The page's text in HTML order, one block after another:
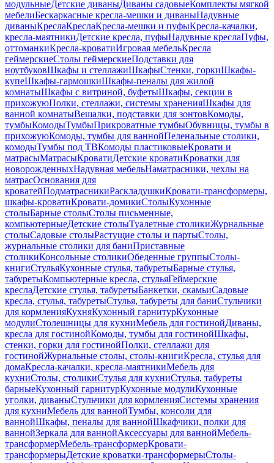
модульныеДетские диваныДиваны садовыеКомплекты мягкой
мебелиБескаркасные кресла-мешки и диваныНадувные
диваныКреслаКреслаКресла-мешки и пуфыКресла-качалки,
кресла-маятникиДетские кресла, пуфыНадувные креслаПуфы,
оттоманкиКресла-кроватиИгровая мебельКресла
геймерскиеСтолы геймерскиеПодставки для
ноутбуковШкафы и стеллажиШкафыСтенки, горкиШкафы-
купеШкафы-гармошкиШкафы-пеналы для жилой
комнатыШкафы с витриной, буфетыШкафы, секции в
прихожуюПолки, стеллажи, системы храненияШкафы для
ванной комнатыВешалки, подставки для зонтовКомоды,
тумбыКомодыТумбыПрикроватные тумбыОбувницы, тумбы в
прихожуюКомоды, тумбы для ваннойПеленальные столики,
комодыТумбы под ТВКомоды пластиковыеКровати и
матрасыМатрасыКроватиДетские кроватиКроватки для
новорожденныхНадувная мебельНаматрасники, чехлы на
матрасОснования для
кроватейПодматрасникиРаскладушкиКровати-трансформеры,
шкафы-кроватиКровати-домикиСтолыКухонные
столыБарные столыСтолы письменные,
компьютерныеДетские столыТуалетные столикиЖурнальные
столыСадовые столыРастущие столы и партыСтолы,
журнальные столики для баниПриставные
столикиКонсольные столикиОбеденные группыСтолы-
книгиСтульяКухонные стулья, табуретыБарные стулья,
табуретыКомпьютерные кресла, стульяГеймерские
креслаДетские стулья, табуретыБанкетки, скамьиСадовые
кресла, стулья, табуретыСтулья, табуреты для баниСтульчики
для кормленияКухняКухонный гарнитурКухонные
модулиСтолешницы для кухниМебель для гостинойДиваны,
кресла для гостинойКомоды, тумбы для гостинойШкафы,
стенки, горки для гостинойПолки, стеллажи для
гостинойЖурнальные столы, столы-книгиКресла, стулья для
домаКресла-качалки, кресла-маятникиМебель для
кухниСтолы, столикиСтулья для кухниСтулья, табуреты
барныеКухонный гарнитурКухонные модулиКухонные
уголки, диваныСтульчики для кормленияСистемы хранения
для кухниМебель для ваннойТумбы, консоли для
ваннойШкафы, пеналы для ваннойШкафчики, полки для
ваннойЗеркала для ваннойАксессуары для ваннойМебель-
трансформерМебель-трансформерКровати-
трансформерыДетские кроватки-трансформерыСтолы-